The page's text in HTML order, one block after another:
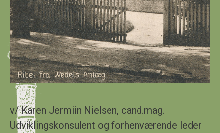
v/ Karen Jermiin Nielsen, cand.mag.
Udviklingskonsulent og forhenværende leder